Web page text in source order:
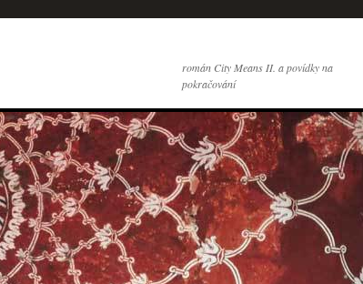
román City Means II. a povídky na
pokračování